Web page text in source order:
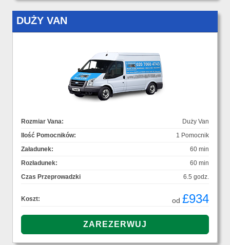
DUŻY VAN
Rozmiar Vana:
Duży Van
Ilość Pomocników:
1 Pomocnik
Załadunek:
60 min
Rozładunek:
60 min
Czas Przeprowadzki
6.5 godz.
Koszt: od £934